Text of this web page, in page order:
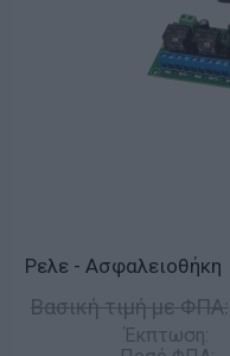
Ρελε - Ασφαλειοθήκη
Βασική τιμή με ΦΠΑ:
Έκπτωση: